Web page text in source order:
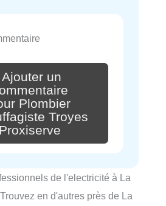
Ajouter un
Plombier
Troyes
Proxiserve
de l'electricité à La
en d'autres près de La